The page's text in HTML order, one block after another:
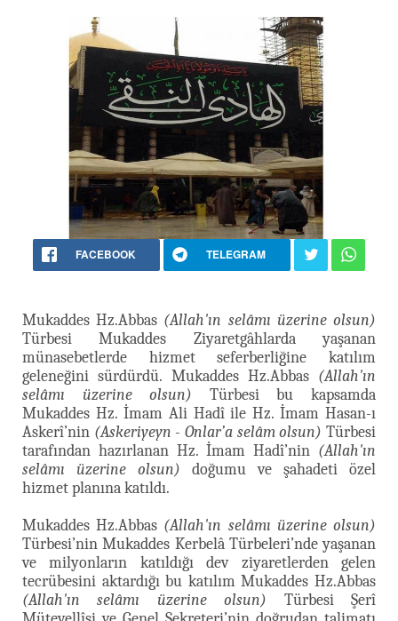
FACEBOOK TELEGRAM
Mukaddes Hz.Abbas (Allah'ın selâmı üzerine olsun)
Türbesi Mukaddes Ziyaretgâhlarda yaşanan
münasebetlerde hizmet seferberliğine katılım
geleneğini sürdürdü. Mukaddes Hz.Abbas (Allah'ın
selâmı üzerine olsun) Türbesi bu kapsamda
Mukaddes Hz. İmam Ali Hadî ile Hz. İmam Hasan-ı
Askerî’nin (Askeriyeyn - Onlar’a selâm olsun) Türbesi
tarafından hazırlanan Hz. İmam Hadî’nin (Allah'ın
selâmı üzerine olsun) doğumu ve şahadeti özel
hizmet planına katıldı.
Mukaddes Hz.Abbas (Allah'ın selâmı üzerine olsun)
Türbesi’nin Mukaddes Kerbelâ Türbeleri’nde yaşanan
ve milyonların katıldığı dev ziyaretlerden gelen
tecrübesini aktardığı bu katılım Mukaddes Hz.Abbas
(Allah'ın selâmı üzerine olsun) Türbesi Şerî